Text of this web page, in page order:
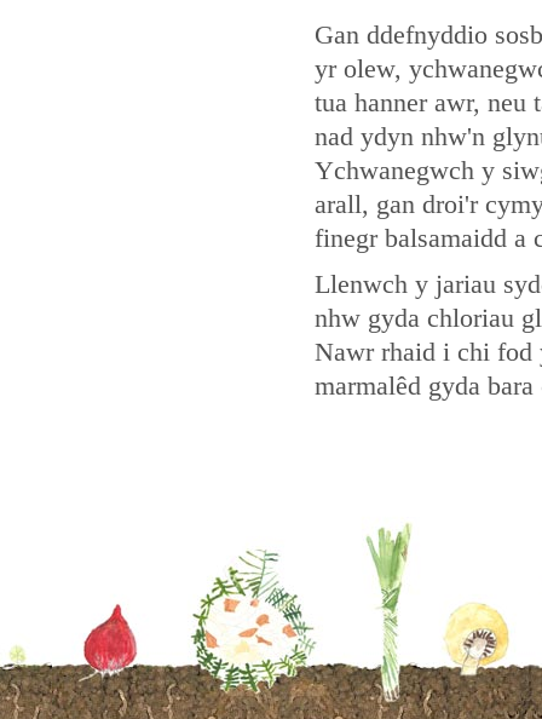
Gan ddefnyddio
yr olew,
tua hanner awr,
nad ydyn nhw'n
Ychwanegwch y
arall, gan droi'r
finegr balsamaidd a
Llenwch y jariau
nhw gyda chloriau
Nawr rhaid i chi fod
marmalêd gyda